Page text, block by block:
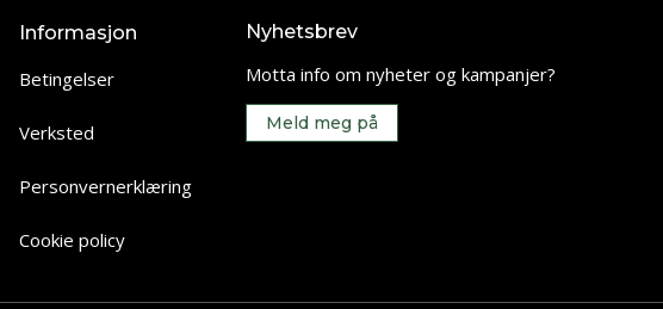
Informasjon
Betingelser
Verksted
Personvernerklæring
Cookie policy
Nyhetsbrev
Motta info om nyheter og kampanjer?
Meld meg på